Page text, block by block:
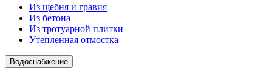
Из щебня и гравия
Из бетона
Из тротуарной плитки
Утепленная отмостка
Водоснабжение